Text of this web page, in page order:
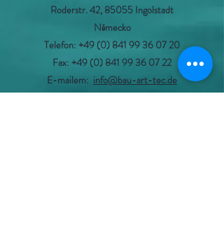
Roderstr. 42, 85055 Ingolstadt
Německo
Telefon: +49 (0) 841 99 36 07 20
Fax: +49 (0) 841 99 36 07 22
E-mailem: info@bau-art-tec.de